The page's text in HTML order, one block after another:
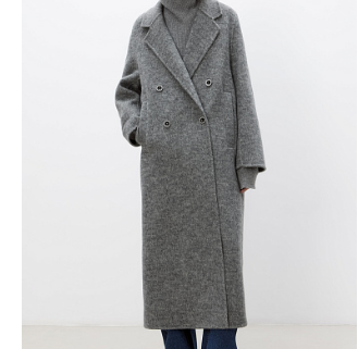
Добавить в корзину